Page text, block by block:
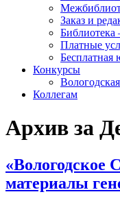
Заказ и
Библиотека
Платные
Бесплатная
Конкурсы
Коллегам
Архив за
«Вологодское
материалы